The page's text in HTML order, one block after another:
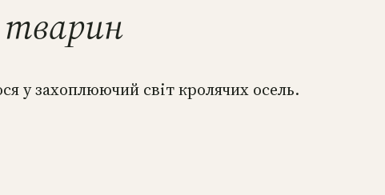
у захоплюючий світ кролячих осель.